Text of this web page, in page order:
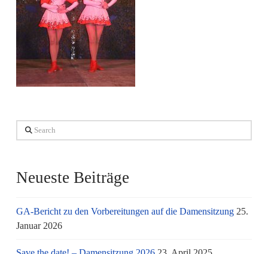
Search
Neueste Beiträge
GA-Bericht zu den Vorbereitungen auf die Damensitzung 25.
Januar 2026